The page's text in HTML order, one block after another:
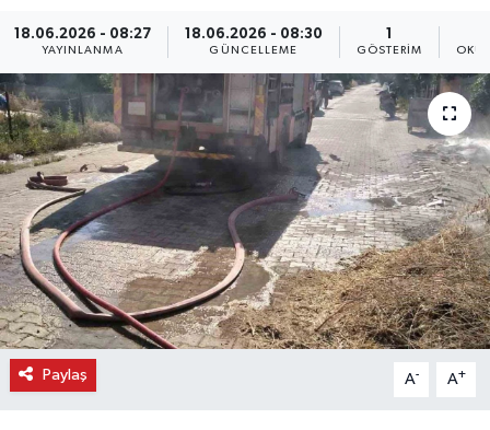
18.06.2026 - 08:27
YAYINLANMA
18.06.2026 - 08:30
GÜNCELLEME
1
GÖSTERIM
Paylaş A- A+